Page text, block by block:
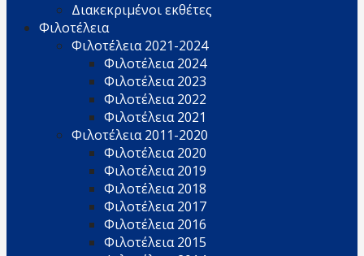
Διακεκριμένοι εκθέτες
Φιλοτέλεια
Φιλοτέλεια 2021-2024
Φιλοτέλεια 2024
Φιλοτέλεια 2023
Φιλοτέλεια 2022
Φιλοτέλεια 2021
Φιλοτέλεια 2011-2020
Φιλοτέλεια 2020
Φιλοτέλεια 2019
Φιλοτέλεια 2018
Φιλοτέλεια 2017
Φιλοτέλεια 2016
Φιλοτέλεια 2015